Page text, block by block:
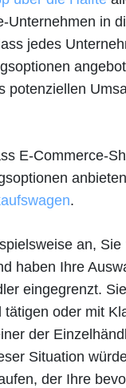
Unternehmen in
jedes
potenziellen
E-Commerce-
.
an,
haben Ihre
eingegrenzt.
tätigen oder mit
der
Situation
der Ihre